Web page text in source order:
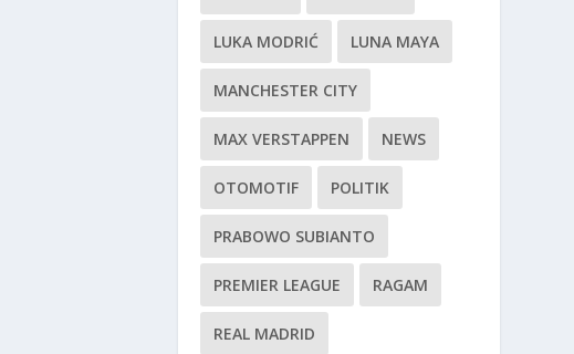
LUKA MODRIĆ LUNA MAYA
MANCHESTER CITY
MAX VERSTAPPEN NEWS
OTOMOTIF POLITIK
PRABOWO SUBIANTO
PREMIER LEAGUE RAGAM
REAL MADRID